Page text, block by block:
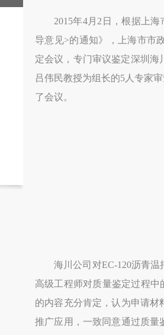
2015年4月 2 日，根据上
导意见>的通知》，上海市市
定会议，专门审议鉴定深圳
吕伟民教授为组长的5 人专家
了会议。
海川公司对EC-120沥青温
高级工程师对质量鉴定过程
的内容充分肯定，认为申请
推广应用，一致同意通过质量